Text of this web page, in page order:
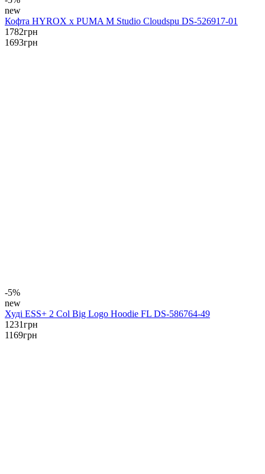
new
Кофта HYROX x PUMA M Studio Cloudspu DS-526917-01
1782грн
1693грн
-5%
new
Худі ESS+ 2 Col Big Logo Hoodie FL DS-586764-49
1231грн
1169грн